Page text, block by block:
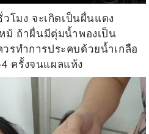
โมง จะเกิดเป็นผื่นแดง
ม้ ถ้าผื่นมีตุ่มน้ำพองเป็น
รทำการประคบด้วยน้ำเกลือ
ครั้งจนแผลแห้ง